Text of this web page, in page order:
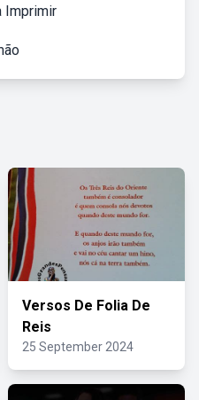
Imprimir
Versos De Folia De
Reis
25 September 2024